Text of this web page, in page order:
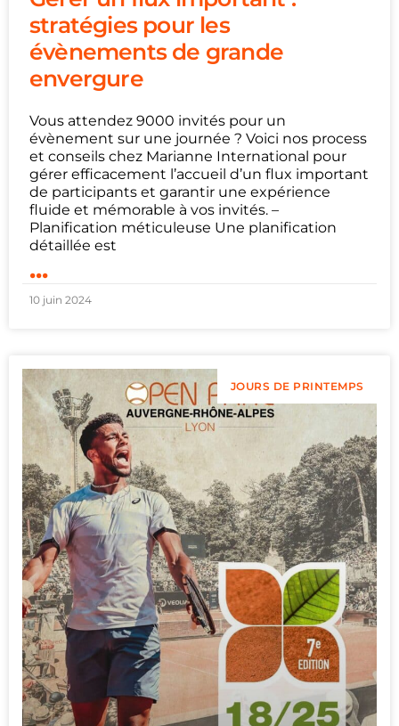
stratégies pour les
évènements de grande
envergure
Vous attendez 9000 invités pour un
évènement sur une journée ? Voici nos process
et conseils chez Marianne International pour
gérer efficacement l’accueil d’un flux important
de participants et garantir une expérience
fluide et mémorable à vos invités. –
Planification méticuleuse Une planification
détaillée est
...
10 juin 2024
JOURS DE PRINTEMPS